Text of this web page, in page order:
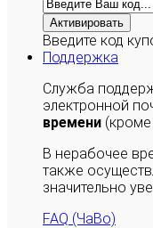
Активировать
Введите код
Поддержка
Служба
электронной
времени
В нерабочее
также
значительно
FAQ (ЧаВо)